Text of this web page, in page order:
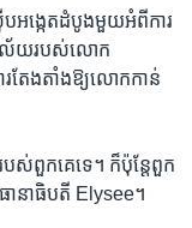
អង្កេត​ដំបូង​មួយ​អំពី​ការ​
ល័យ​របស់​លោក
តែងតាំង​ឱ្យ​លោក​កាន់​
ស់​ពួក​គេ​ទេ។​ ក៏​ប៉ុន្តែ​ពួក​
ធានាធិបតី ​Elysee។​